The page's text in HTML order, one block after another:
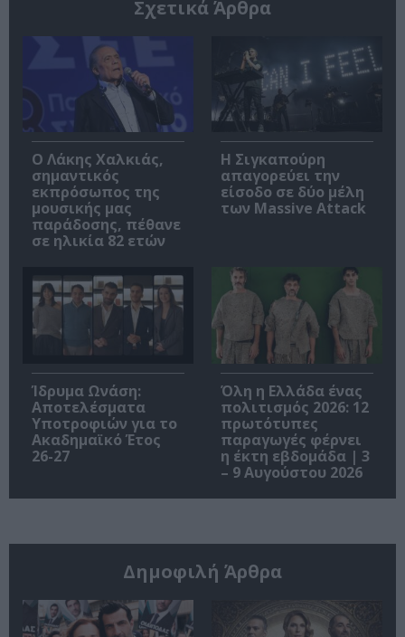
Σχετικά Άρθρα
Ο Λάκης Χαλκιάς,
σημαντικός
εκπρόσωπος της
μουσικής μας
παράδοσης, πέθανε
σε ηλικία 82 ετών
Η Σιγκαπούρη
απαγορεύει την
είσοδο σε δύο μέλη
των Massive Attack
Ίδρυμα Ωνάση:
Αποτελέσματα
Υποτροφιών για το
Ακαδημαϊκό Έτος
26-27
Όλη η Ελλάδα ένας
πολιτισμός 2026: 12
πρωτότυπες
παραγωγές φέρνει
η έκτη εβδομάδα | 3
– 9 Αυγούστου 2026
Δημοφιλή Άρθρα